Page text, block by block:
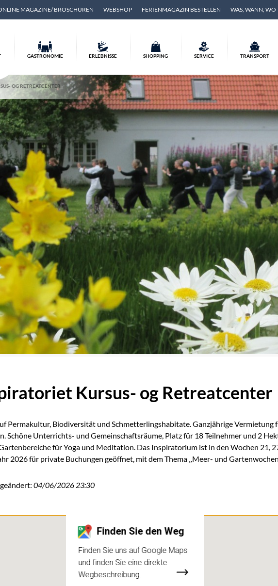
MAGAZINE/ BROSCHÜREN WEBSHOP FERIENMAGAZIN BESTELLEN WAS, WANN, WO
GASTRONOMIE ERLEBNISSE SHOPPING SERVICE TRANSPORT
OG RETREATCENTER
Kursus- og Retreatcenter
Permakultur, Biodiversität und Schmetterlingshabitate. Ganzjährige Vermietung
Schöne Unterrichts- und Gemeinschaftsräume, Platz für 18 Teilnehmer und 2
für Yoga und Meditation. Das Inspiratorium ist in den Wochen 21,
2026 für private Buchungen geöffnet, mit dem Thema „Meer- und
04/06/2026 23:30
Finden Sie den Weg
Finden Sie uns auf Google Maps
und finden Sie eine direkte
Wegbeschreibung.